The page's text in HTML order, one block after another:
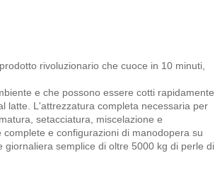
rivoluzionario che cuoce in 10 minuti,
e che possono essere cotti rapidamente
latte. L'attrezzatura completa necessaria per
setacciatura, miscelazione e
e configurazioni di manodopera su
semplice di oltre 5000 kg di perle di